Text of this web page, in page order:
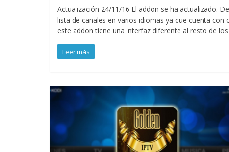
Actualización 24/11/16 El addon se ha actualizado.
lista de canales en varios idiomas ya que cuenta con
este addon tiene una interfaz diferente al resto de
Leer más